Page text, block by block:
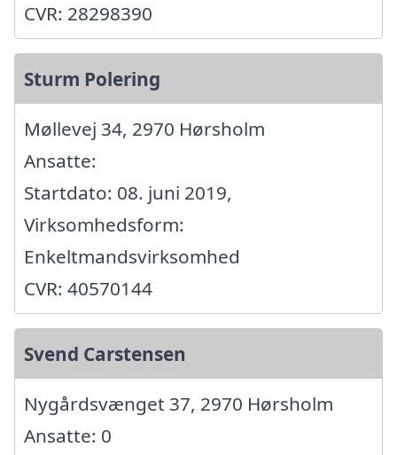
CVR: 28298390
Sturm Polering
Møllevej 34, 2970 Hørsholm
Ansatte:
Startdato: 08. juni 2019,
Virksomhedsform:
Enkeltmandsvirksomhed
CVR: 40570144
Svend Carstensen
Nygårdsvænget 37, 2970 Hørsholm
Ansatte: 0